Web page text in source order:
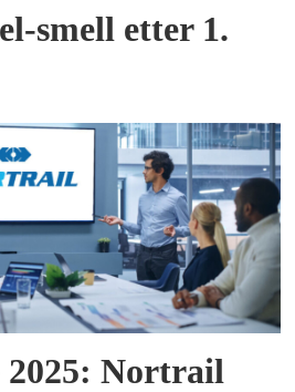
smell etter 1.
2025: Nortrail